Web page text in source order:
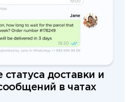
доставки и
в чатах